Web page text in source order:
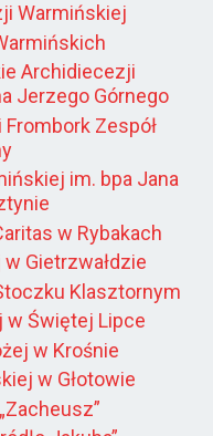
Warmińskiej
Archidiecezji
Jerzego Górnego
Zespół
im. bpa Jana
w Rybakach
Gietrzwałdzie
Klasztornym
w Świętej Lipce
w Krośnie
w Głotowie